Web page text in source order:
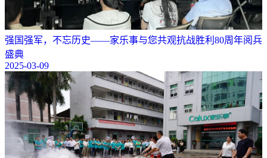
强国强军，不忘历史——家乐事与您共观抗战胜利80周年阅兵
盛典
2025-03-09
可以介绍下你们的产品么？